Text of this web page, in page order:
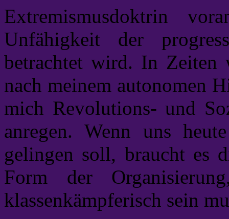
Extremismusdoktrin
Unfähigkeit der
betrachtet wird. In
nach meinem autonomen
mich Revolutions- und
anregen. Wenn uns
gelingen soll, braucht es
Form der
klassenkämpferisch sein